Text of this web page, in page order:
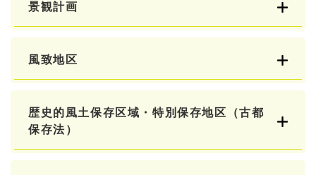
景観計画
風致地区
歴史的風土保存区域・特別保存地区（古都
保存法）